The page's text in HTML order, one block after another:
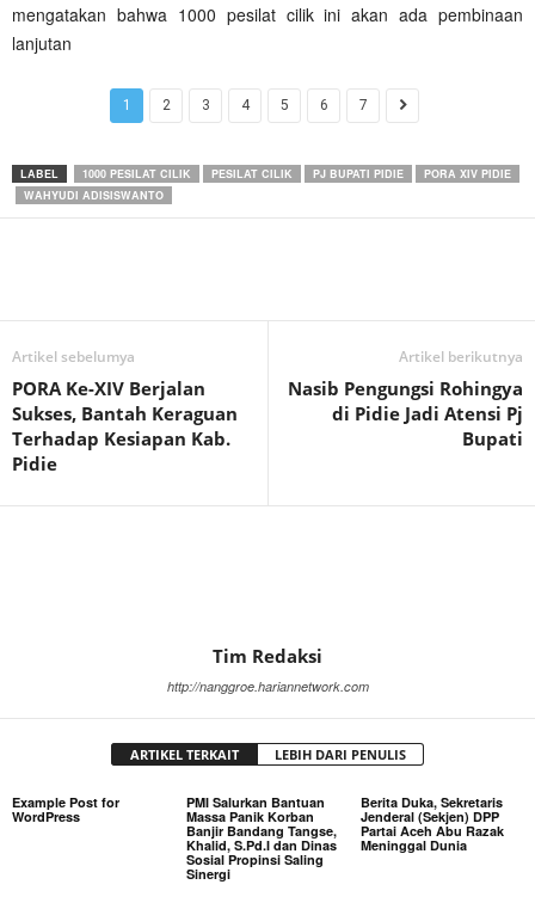
mengatakan bahwa 1000 pesilat cilik ini akan ada pembinaan
lanjutan
1 2 3 4 5 6 7
LABEL 1000 PESILAT CILIK PESILAT CILIK PJ BUPATI PIDIE
PORA XIV PIDIE
WAHYUDI ADISISWANTO
Artikel sebelumya
PORA Ke-XIV Berjalan
Sukses, Bantah Keraguan
Terhadap Kesiapan Kab.
Pidie
Artikel berikutnya
Nasib Pengungsi Rohingya
di Pidie Jadi Atensi Pj
Bupati
Tim Redaksi
http://nanggroe.hariannetwork.com
ARTIKEL TERKAIT LEBIH DARI PENULIS
Example Post for
WordPress
PMI Salurkan Bantuan
Massa Panik Korban
Banjir Bandang Tangse,
Khalid, S.Pd.I dan Dinas
Sosial Propinsi Saling
Sinergi
Berita Duka, Sekretaris
Jenderal (Sekjen) DPP
Partai Aceh Abu Razak
Meninggal Dunia